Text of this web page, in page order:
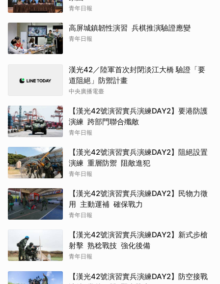
青年日報
高屏城鎮韌性演習 兵棋推演驗證應變
青年日報
漢光42／陸軍首次封閉淡江大橋 驗證「要
道阻絕」防禦計畫
中央廣播電臺
【漢光42號演習實兵演練DAY2】要港防護
演練 跨部門聯合殲敵
青年日報
【漢光42號演習實兵演練DAY2】阻絕設置
演練 重層防禦 阻敵進犯
青年日報
【漢光42號演習實兵演練DAY2】民物力徵
用 主動運補 確保戰力
青年日報
【漢光42號演習實兵演練DAY2】新式步槍
射擊 熟稔戰技 強化後備
青年日報
【漢光42號演習實兵演練DAY2】防空接戰